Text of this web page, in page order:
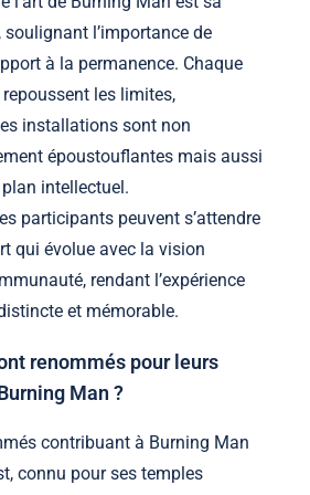
l’importance de
à la permanence. Chaque
les limites,
installations sont non
époustouflantes mais aussi
intellectuel.
participants peuvent s’attendre
qui évolue avec la vision
rendant l’expérience
et mémorable.
renommés pour leurs
Man ?
contribuant à Burning Man
connu pour ses temples